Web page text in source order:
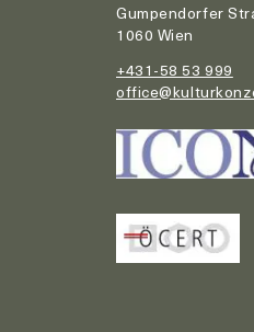
Gumpendorfer
1060 Wien
+431-58 53 999